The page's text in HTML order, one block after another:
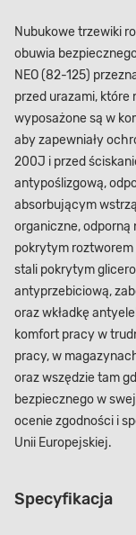
Nubukowe trzewiki
obuwia
NEO (82-125)
przed urazami,
wyposażone są w
aby zapewniały
200J i przed
antypoślizgową,
absorbującym
organiczne, odporną
pokrytym roztworem
stali pokrytym
antyprzebiciową,
oraz wkładkę
komfort pracy w
pracy, w
oraz wszędzie tam
bezpiecznego w
ocenie zgodności i
Unii Europejskiej.
Specyfikacja